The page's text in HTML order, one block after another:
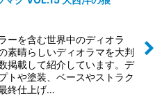
ーを含む世界中のディオラ
素晴らしいディオラマを大判
掲載して紹介しています。デ
トや塗装、ベースやストラク
終仕上げ…